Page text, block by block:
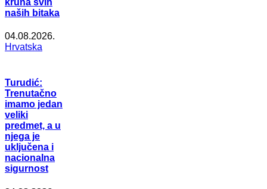
naših bitaka
04.08.2026.
Hrvatska
Turudić:
Trenutačno
imamo jedan
veliki
predmet, a u
njega je
uključena i
nacionalna
sigurnost